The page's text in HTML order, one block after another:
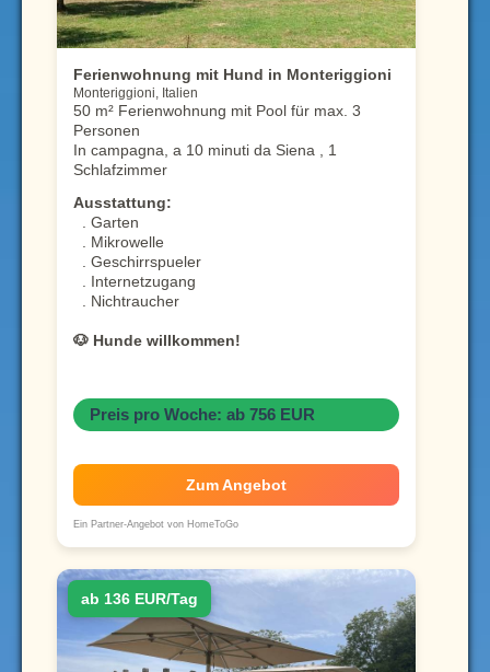
Ferienwohnung mit Hund in Monteriggioni
Monteriggioni, Italien
50 m² Ferienwohnung mit Pool für max. 3
Personen
In campagna, a 10 minuti da Siena , 1
Schlafzimmer
Ausstattung:
. Garten
. Mikrowelle
. Geschirrspueler
. Internetzugang
. Nichtraucher
🐶 Hunde willkommen!
Preis pro Woche: ab 756 EUR
Zum Angebot
Ein Partner-Angebot von HomeToGo
ab 136 EUR/Tag